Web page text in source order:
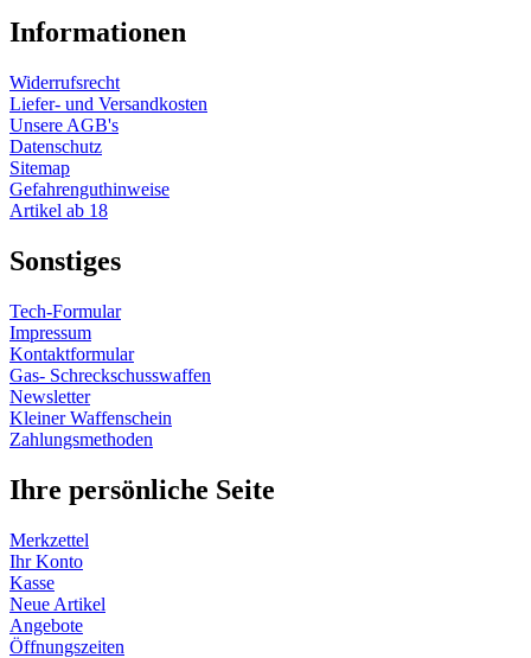
Informationen
Widerrufsrecht
Liefer- und Versandkosten
Unsere AGB's
Datenschutz
Sitemap
Gefahrenguthinweise
Artikel ab 18
Sonstiges
Tech-Formular
Impressum
Kontaktformular
Gas- Schreckschusswaffen
Newsletter
Kleiner Waffenschein
Zahlungsmethoden
Ihre persönliche Seite
Merkzettel
Ihr Konto
Kasse
Neue Artikel
Angebote
Öffnungszeiten